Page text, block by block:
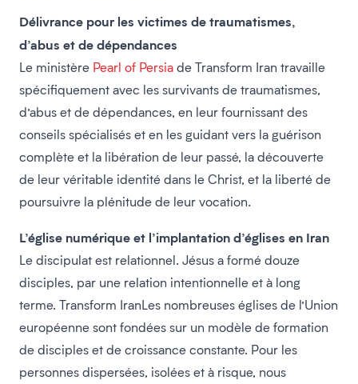
Délivrance pour les victimes de traumatismes,
d’abus et de dépendances
Le ministère Pearl of Persiade Transform Iran travaille
spécifiquement avec les survivants de traumatismes,
d’abus et de dépendances, en leur fournissant des
conseils spécialisés et en les guidant vers la guérison
complète et la libération de leur passé, la découverte
de leur véritable identité dans le Christ, et la liberté de
poursuivre la plénitude de leur vocation.
L’église numérique et l’implantation d’églises en Iran
Le discipulat est relationnel. Jésus a formé douze
disciples, par une relation intentionnelle et à long
terme. Transform IranLes nombreuses églises de l’Union
européenne sont fondées sur un modèle de formation
de disciples et de croissance constante. Pour les
personnes dispersées, isolées et à risque, nous